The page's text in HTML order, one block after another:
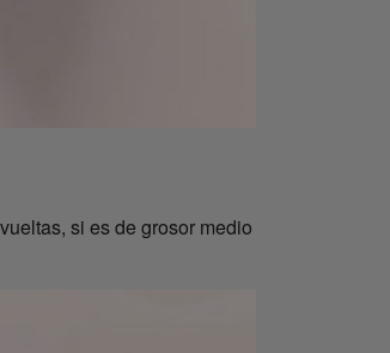
si es de grosor medio